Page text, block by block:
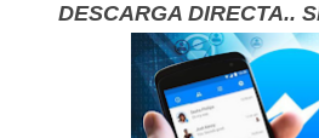
DESCARGA DIRECTA..